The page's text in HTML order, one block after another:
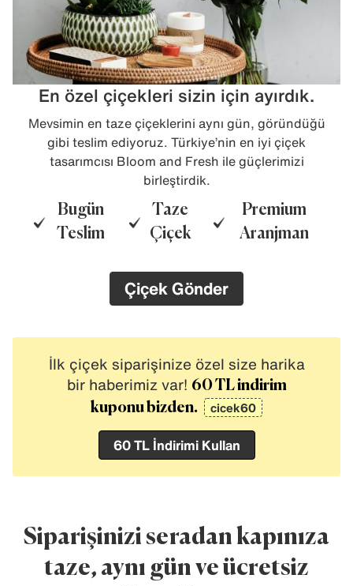
En özel çiçekleri sizin için ayırdık.
Mevsimin en taze çiçeklerini aynı gün, göründüğü
gibi teslim ediyoruz. Türkiye’nin en iyi çiçek
tasarımcısı Bloom and Fresh ile güçlerimizi
birleştirdik.
Bugün
Teslim
Taze
Çiçek
Premium
Aranjman
Çiçek Gönder
İlk çiçek siparişinize özel size harika
bir haberimiz var! 60 TL indirim
kuponu bizden.
cicek60
60 TL İndirimi Kullan
Siparişinizi seradan kapınıza
taze, aynı gün ve ücretsiz